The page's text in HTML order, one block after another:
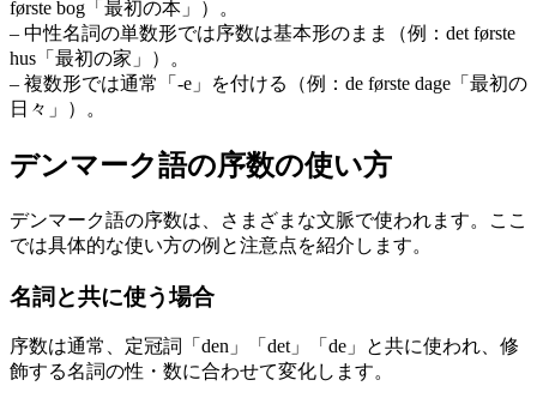
første bog「最初の本」）。
– 中性名詞の単数形では序数は基本形のまま（例：det første
hus「最初の家」）。
– 複数形では通常「-e」を付ける（例：de første dage「最初の
日々」）。
デンマーク語の序数の使い方
デンマーク語の序数は、さまざまな文脈で使われます。ここ
では具体的な使い方の例と注意点を紹介します。
名詞と共に使う場合
序数は通常、定冠詞「den」「det」「de」と共に使われ、修
飾する名詞の性・数に合わせて変化します。